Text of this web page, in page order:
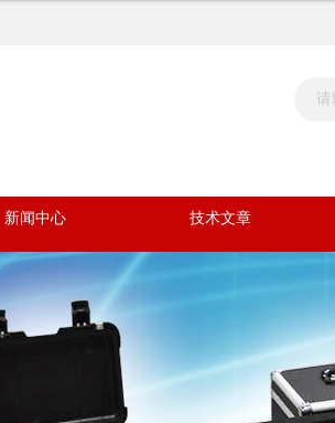
新闻中心 技术文章